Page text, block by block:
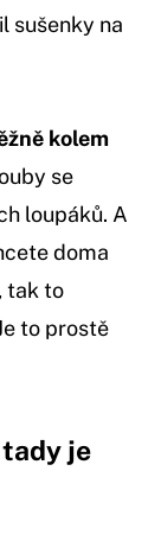
sušenky na
kolem
se
loupáků. A
doma
tak to
to prostě
tady je